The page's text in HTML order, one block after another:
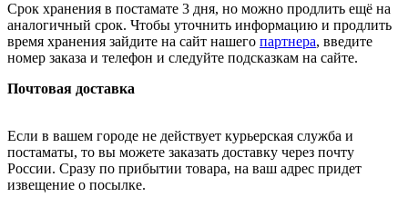
Срок хранения в постамате 3 дня, но можно продлить ещё на
аналогичный срок. Чтобы уточнить информацию и продлить
время хранения зайдите на сайт нашего партнера, введите
номер заказа и телефон и следуйте подсказкам на сайте.
Почтовая доставка
Если в вашем городе не действует курьерская служба и
постаматы, то вы можете заказать доставку через почту
России. Сразу по прибытии товара, на ваш адрес придет
извещение о посылке.